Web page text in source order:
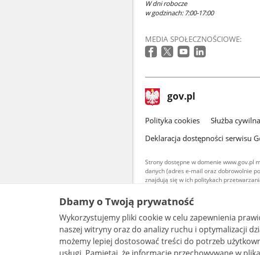
W dni robocze
w godzinach: 7:00-17:00
MEDIA SPOŁECZNOŚCIOWE:
stopka
gov.pl Strona
gov.pl
gov.pl
Polityka cookies Służba cywilna
Deklaracja dostępności serwisu
Strony dostępne w domenie www.gov.pl
danych (adres e-mail oraz dobrowolnie
znajdują się w ich politykach
Treści tekstowe
udostępniane na licencji
warunkach 4.0 (CC BY-
są udostępniane na
bez utworów zależnych 4.0
Dbamy o Twoją prywatność
Wykorzystujemy pliki cookie w celu zapewnienia
naszej witryny oraz do analizy ruchu i optymalizacji działania
możemy lepiej dostosować treści do potrzeb